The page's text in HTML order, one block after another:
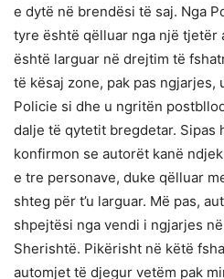
e dytë në brendësi të saj. Nga
tyre është qëlluar nga një tjetër
është larguar në drejtim të
të kësaj zone, pak pas ngjarjes,
Policie si dhe u ngritën
dalje të qytetit bregdetar. Sipas
konfirmon se autorët kanë
e tre personave, duke qëlluar
shteg për t’u larguar. Më pas,
shpejtësi nga vendi i ngjarjes
Sherishtë. Pikërisht në këtë
automjet të djegur vetëm pak